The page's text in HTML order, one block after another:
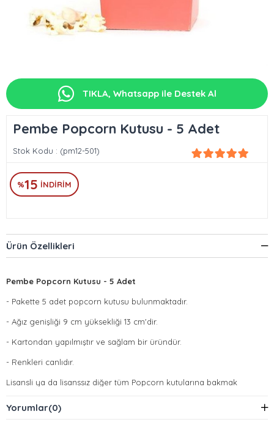
TIKLA, Whatsapp ile Destek Al
Pembe Popcorn Kutusu - 5 Adet
Stok Kodu (pm12-501)
%15 İNDIRIM
Ürün Özellikleri
Pembe Popcorn Kutusu - 5 Adet
- Pakette 5 adet popcorn kutusu bulunmaktadır.
- Ağız genişliği 9 cm yüksekliği 13 cm'dir.
- Kartondan yapılmıştır ve sağlam bir üründür.
- Renkleri canlıdır.
Lisansli ya da lisanssız diğer tüm Popcorn kutularına bakmak
Yorumlar(0)